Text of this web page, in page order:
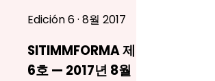
Edición 6 · 8월 2017
SITIMMFORMA 제
6호 — 2017년 8월